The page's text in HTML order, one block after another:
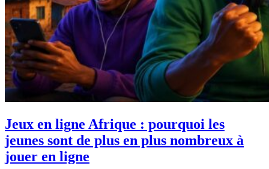
Jeux en ligne Afrique : pourquoi les
jeunes sont de plus en plus nombreux à
jouer en ligne